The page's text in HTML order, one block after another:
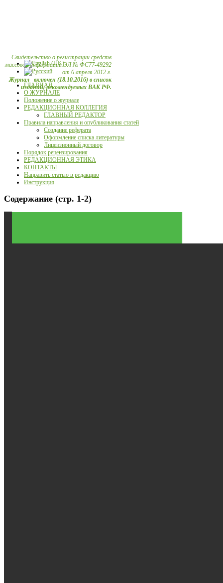
Свидетельство о регистрации средств
массовой информации ЭЛ № ФС77-49292
от 6 апреля 2012 г.
Журнал включен (18.10.2016) в список
изданий, рекомендуемых ВАК РФ.
ГЛАВНАЯ
О ЖУРНАЛЕ
Положение о журнале
РЕДАКЦИОННАЯ КОЛЛЕГИЯ
ГЛАВНЫЙ РЕДАКТОР
Правила направления и опубликования статей
Создание реферата
Оформление списка литературы
Лицензионный договор
Порядок рецензирования
РЕДАКЦИОННАЯ ЭТИКА
КОНТАКТЫ
Направить статью в редакцию
Инструкция
Содержание (стр. 1-2)